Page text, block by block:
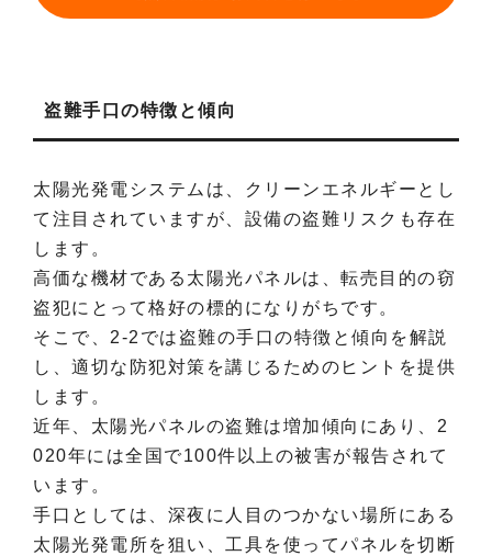
盗難手口の特徴と傾向
太陽光発電システムは、クリーンエネルギーとし
て注目されていますが、設備の盗難リスクも存在
します。
高価な機材である太陽光パネルは、転売目的の窃
盗犯にとって格好の標的になりがちです。
そこで、2-2では盗難の手口の特徴と傾向を解説
し、適切な防犯対策を講じるためのヒントを提供
します。
近年、太陽光パネルの盗難は増加傾向にあり、2
020年には全国で100件以上の被害が報告されて
います。
手口としては、深夜に人目のつかない場所にある
太陽光発電所を狙い、工具を使ってパネルを切断